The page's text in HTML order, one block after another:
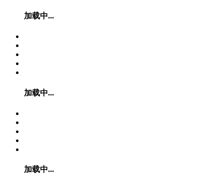
加载中...
加载中...
加载中...